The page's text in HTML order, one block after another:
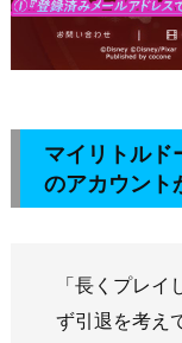
マイリトルド
のアカウント
「長くプレ
ず引退を考え